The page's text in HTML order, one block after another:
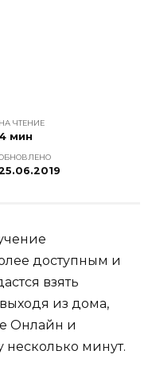
НА ЧТЕНИЕ
4 мин
доступным и
взять
из дома,
Онлайн и
несколько минут.